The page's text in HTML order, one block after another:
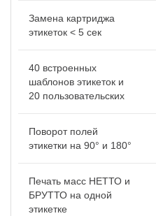
Замена картриджа
этикеток < 5 сек
40 встроенных
шаблонов этикеток и
20 пользовательских
Поворот полей
этикетки на 90° и 180°
Печать масс НЕТТО и
БРУТТО на одной
этикетке